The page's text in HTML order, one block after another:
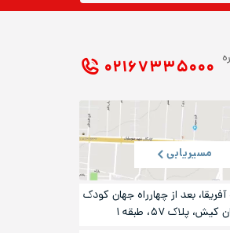
۰۲۱ ۶۷۳۳۵۰۰۰
مسیریابی
آفریقا، بعد از چهارراه جهان کودک
کیش، پلاک ۵۷، طبقه ۱